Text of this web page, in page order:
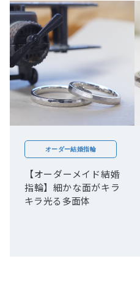
オーダー結婚指輪
【オーダーメイド結婚
指輪】細かな面がキラ
キラ光る多面体